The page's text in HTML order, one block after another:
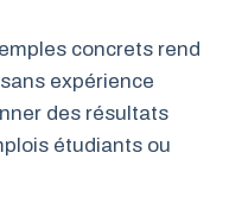
concrets rend
expérience
des résultats
étudiants ou